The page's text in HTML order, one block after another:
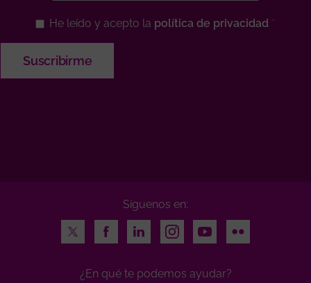
He leído y acepto la política de privacidad
Síguenos en:
Twitter
FacebookLinkedInInstagramYoutubeFlickr
¿En qué te podemos ayudar?